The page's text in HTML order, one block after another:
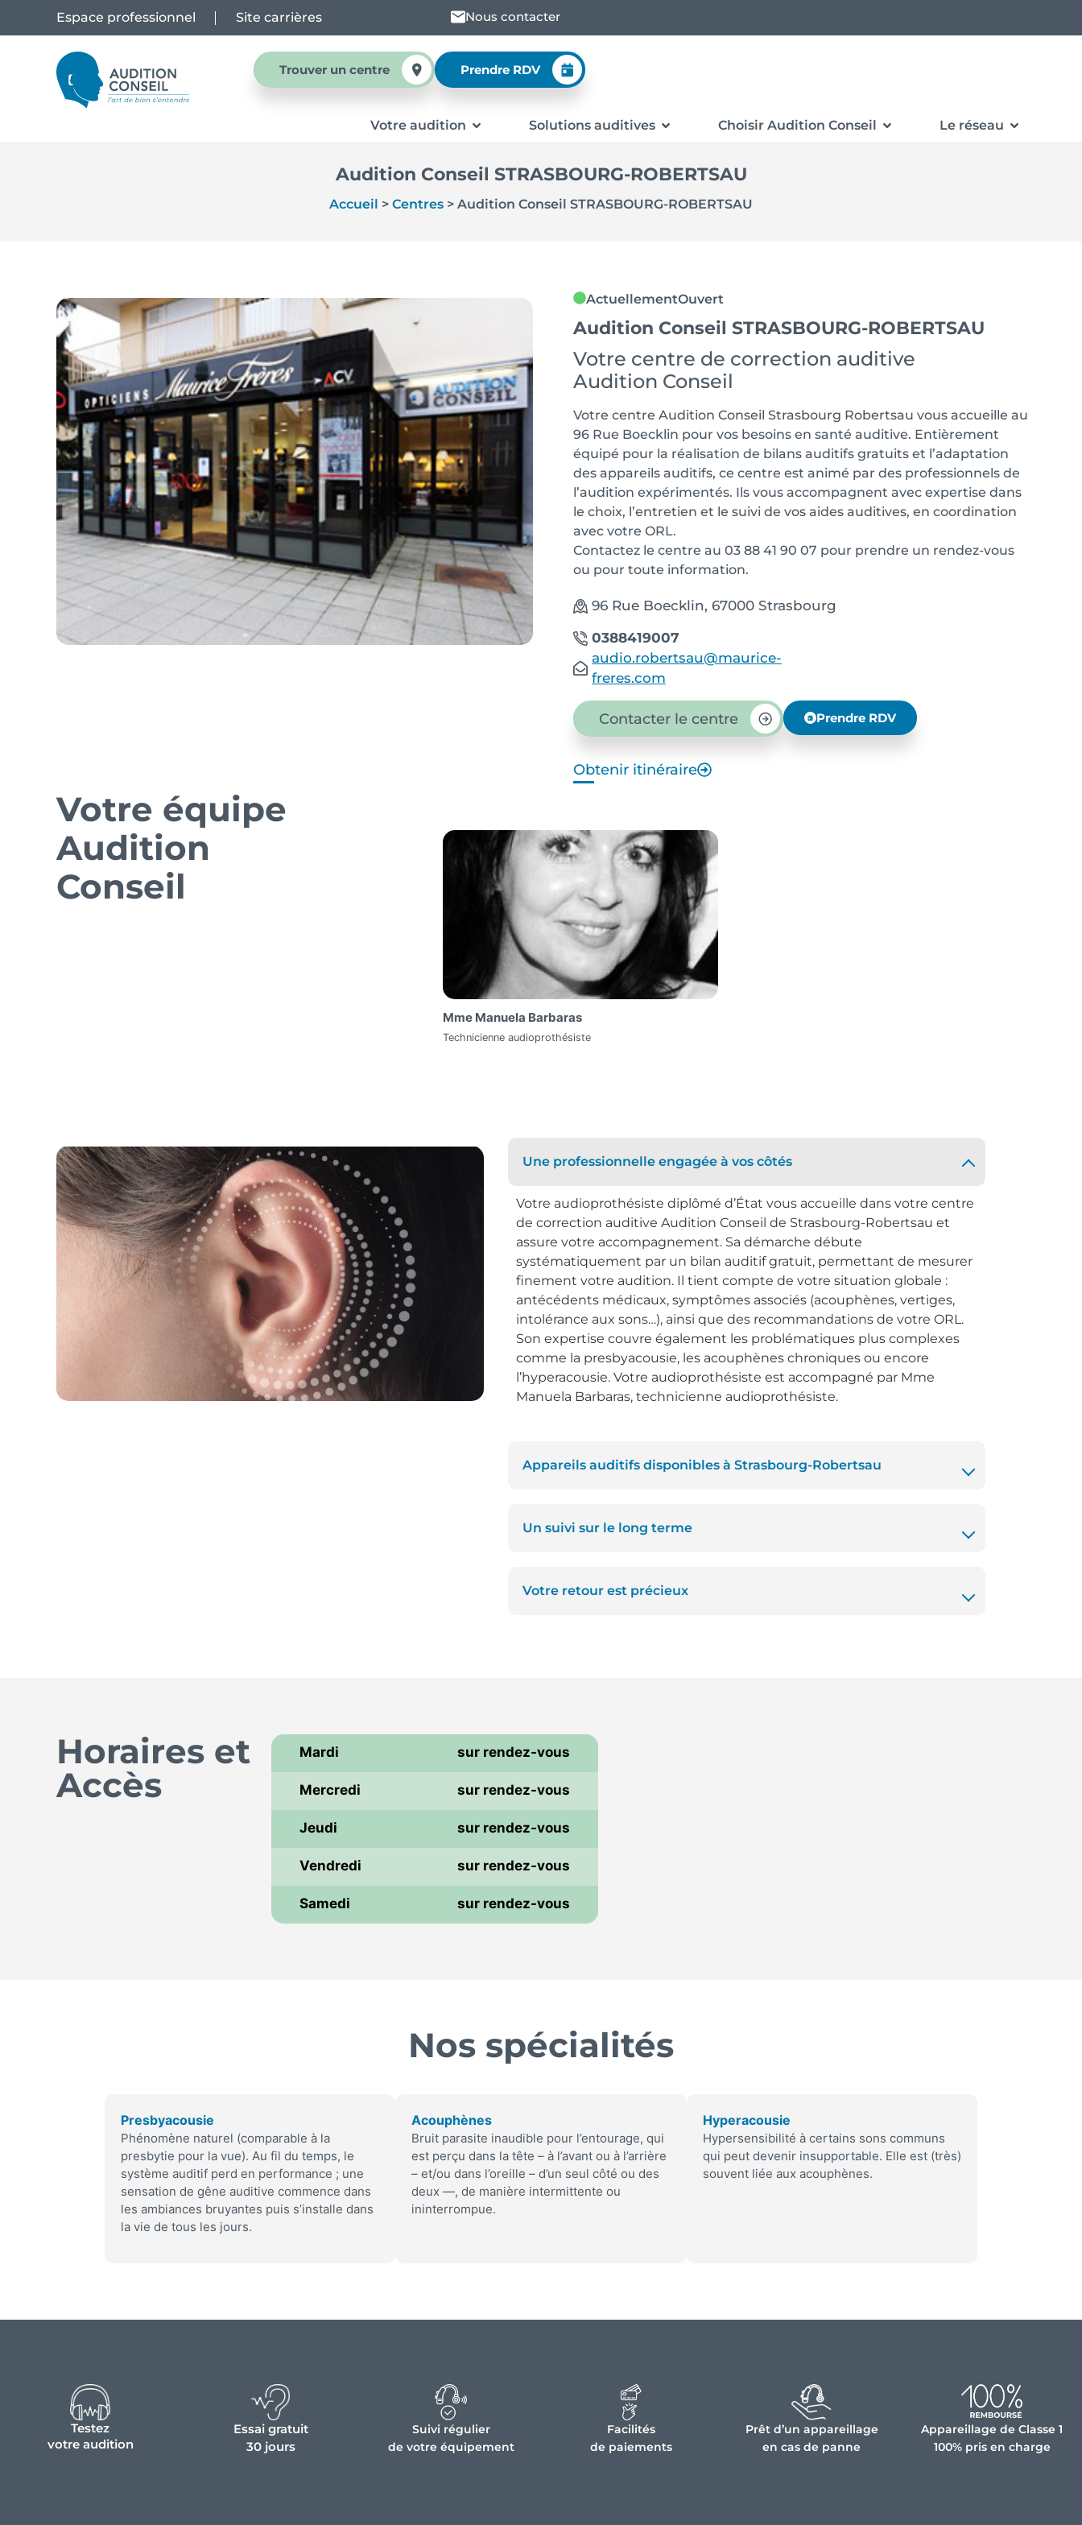
Espace professionnel Site carrières Nous contacter
Trouver un centre Prendre RDV
Votre audition Solutions auditives Choisir Audition Conseil Le réseau
Audition Conseil STRASBOURG-ROBERTSAU
Accueil > Centres > Audition Conseil STRASBOURG-ROBERTSAU
ActuellementOuvert
Audition Conseil STRASBOURG-ROBERTSAU
Votre centre de correction auditive
Audition Conseil
Votre centre Audition Conseil Strasbourg Robertsau vous accueille au
96 Rue Boecklin pour vos besoins en santé auditive. Entièrement
équipé pour la réalisation de bilans auditifs gratuits et l’adaptation
des appareils auditifs, ce centre est animé par des professionnels de
l’audition expérimentés. Ils vous accompagnent avec expertise dans
le choix, l’entretien et le suivi de vos aides auditives, en coordination
avec votre ORL.
Contactez le centre au 03 88 41 90 07 pour prendre un rendez-vous
ou pour toute information.
96 Rue Boecklin, 67000 Strasbourg
0388419007
audio.robertsau@maurice-
freres.com
Contacter le centre Prendre RDV
Obtenir itinéraire
Votre équipe
Audition
Conseil
Mme Manuela Barbaras
Technicienne audioprothésiste
Une professionnelle engagée à vos côtés
Votre audioprothésiste diplômé d’État vous accueille dans votre centre
de correction auditive Audition Conseil de Strasbourg-Robertsau et
assure votre accompagnement. Sa démarche débute
systématiquement par un bilan auditif gratuit, permettant de mesurer
finement votre audition. Il tient compte de votre situation globale :
antécédents médicaux, symptômes associés (acouphènes, vertiges,
intolérance aux sons…), ainsi que des recommandations de votre ORL.
Son expertise couvre également les problématiques plus complexes
comme la presbyacousie, les acouphènes chroniques ou encore
l’hyperacousie. Votre audioprothésiste est accompagné par Mme
Manuela Barbaras, technicienne audioprothésiste.
Appareils auditifs disponibles à Strasbourg-Robertsau
Un suivi sur le long terme
Votre retour est précieux
Horaires et
Accès
Mardi sur rendez-vous
Mercredi sur rendez-vous
Jeudi sur rendez-vous
Vendredi sur rendez-vous
Samedi sur rendez-vous
Nos spécialités
Presbyacousie
Phénomène naturel (comparable à la
presbytie pour la vue). Au fil du temps, le
système auditif perd en performance ; une
sensation de gêne auditive commence dans
les ambiances bruyantes puis s’installe dans
la vie de tous les jours.
Acouphènes
Bruit parasite inaudible pour l’entourage, qui
est perçu dans la tête – à l’avant ou à l’arrière
– et/ou dans l’oreille – d’un seul côté ou des
deux —, de manière intermittente ou
ininterrompue.
Hyperacousie
Hypersensibilité à certains sons communs
qui peut devenir insupportable. Elle est (très)
souvent liée aux acouphènes.
Testez
votre audition
Essai gratuit
30 jours
Suivi régulier
de votre équipement
Facilités
de paiements
Prêt d’un appareillage
en cas de panne
Appareillage de Classe 1
100% pris en charge